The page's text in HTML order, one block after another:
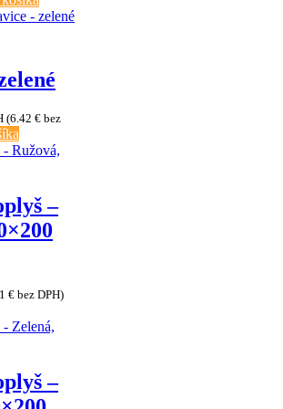
(6.42 € bez
–
€ bez DPH)
–